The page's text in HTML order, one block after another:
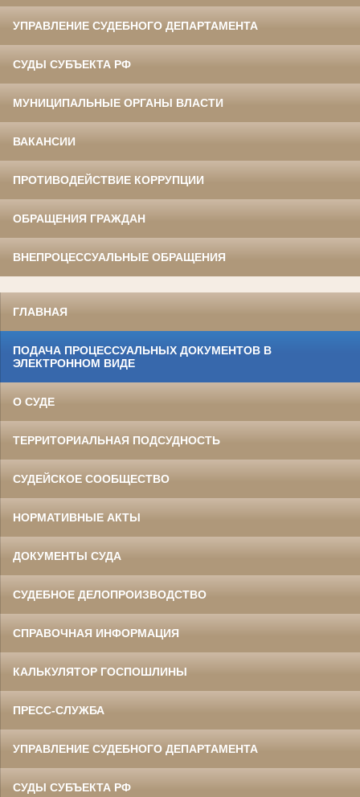
УПРАВЛЕНИЕ СУДЕБНОГО ДЕПАРТАМЕНТА
СУДЫ СУБЪЕКТА РФ
МУНИЦИПАЛЬНЫЕ ОРГАНЫ ВЛАСТИ
ВАКАНСИИ
ПРОТИВОДЕЙСТВИЕ КОРРУПЦИИ
ОБРАЩЕНИЯ ГРАЖДАН
ВНЕПРОЦЕССУАЛЬНЫЕ ОБРАЩЕНИЯ
ГЛАВНАЯ
ПОДАЧА ПРОЦЕССУАЛЬНЫХ ДОКУМЕНТОВ В
ЭЛЕКТРОННОМ ВИДЕ
О СУДЕ
ТЕРРИТОРИАЛЬНАЯ ПОДСУДНОСТЬ
СУДЕЙСКОЕ СООБЩЕСТВО
НОРМАТИВНЫЕ АКТЫ
ДОКУМЕНТЫ СУДА
СУДЕБНОЕ ДЕЛОПРОИЗВОДСТВО
СПРАВОЧНАЯ ИНФОРМАЦИЯ
КАЛЬКУЛЯТОР ГОСПОШЛИНЫ
ПРЕСС-СЛУЖБА
УПРАВЛЕНИЕ СУДЕБНОГО ДЕПАРТАМЕНТА
СУДЫ СУБЪЕКТА РФ